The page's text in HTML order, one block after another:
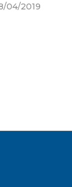
04/2019